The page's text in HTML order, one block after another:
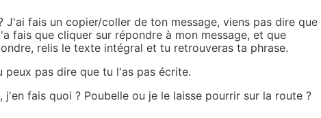
J'ai fais un copier/coller de ton message, viens pas dire que
fais que cliquer sur répondre à mon message, et que
relis le texte intégral et tu retrouveras ta phrase.
pas dire que tu l'as pas écrite.
j'en fais quoi ? Poubelle ou je le laisse pourrir sur la route ?